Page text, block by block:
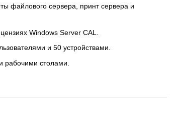
файлового сервера, принт сервера и
Windows Server CAL.
и 50 устройствами.
рабочими столами.